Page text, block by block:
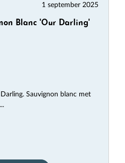
1 september 2025
Blanc 'Our Darling'
Sauvignon blanc met